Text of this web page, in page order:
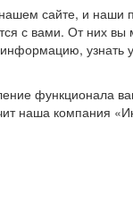
нашем сайте, и
с вами. От них
узнать
функционала
наша компания